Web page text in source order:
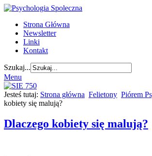
Strona Główna
Newsletter
Linki
Kontakt
Szukaj...
Menu
Jesteś tutaj: Strona główna Felietony Piórem
kobiety się malują?
Dlaczego kobiety się malują?